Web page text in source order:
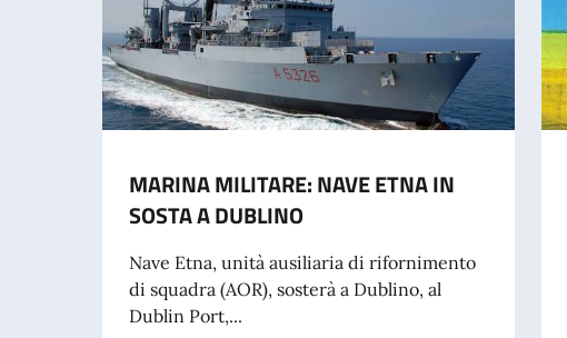
MARINA MILITARE: NAVE ETNA IN
SOSTA A DUBLINO
Nave Etna, unità ausiliaria di rifornimento
di squadra (AOR), sosterà a Dublino, al
Dublin Port,...